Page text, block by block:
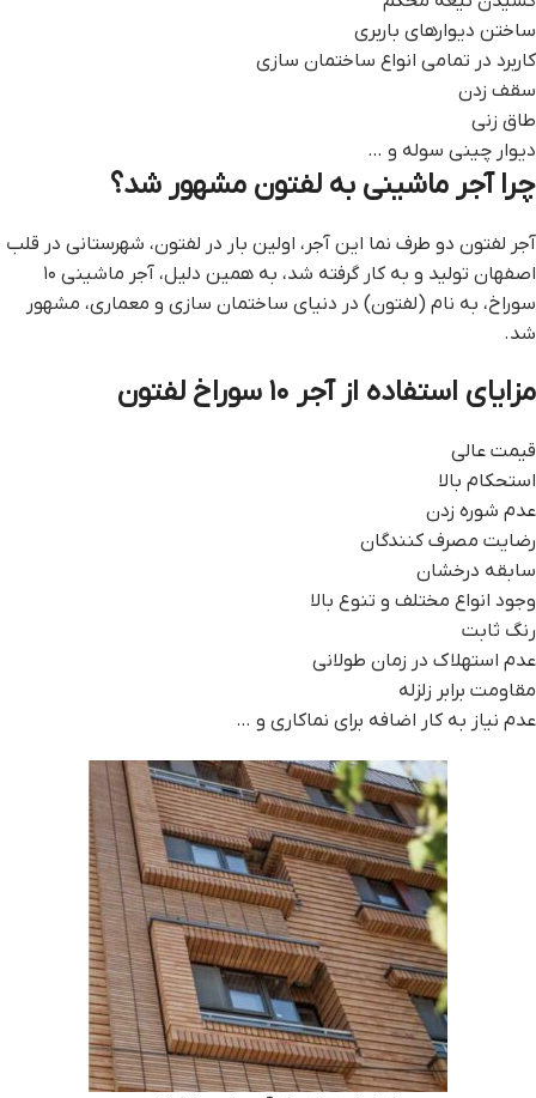
ساختن دیوار‌های باربری
کاربرد در تمامی انواع ساختمان سازی
سقف زدن
طاق زنی
دیوار چینی سوله و …
چرا آجر ماشینی به لفتون مشهور شد؟
آجر لفتون دو طرف نما این آجر، اولین بار در لفتون، شهرستانی در قلب
اصفهان تولید و به کار گرفته شد، به همین دلیل، آجر ماشینی ۱۰
سوراخ، به نام (لفتون) در دنیای ساختمان سازی و معماری، مشهور
شد.
مزایای استفاده از آجر ۱۰ سوراخ لفتون
قیمت عالی
استحکام بالا
عدم شوره زدن
رضایت مصرف کنندگان
سابقه درخشان
وجود انواع مختلف و تنوع بالا
رنگ ثابت
عدم استهلاک در زمان طولانی
مقاومت برابر زلزله
عدم نیاز به کار اضافه برای نماکاری و …